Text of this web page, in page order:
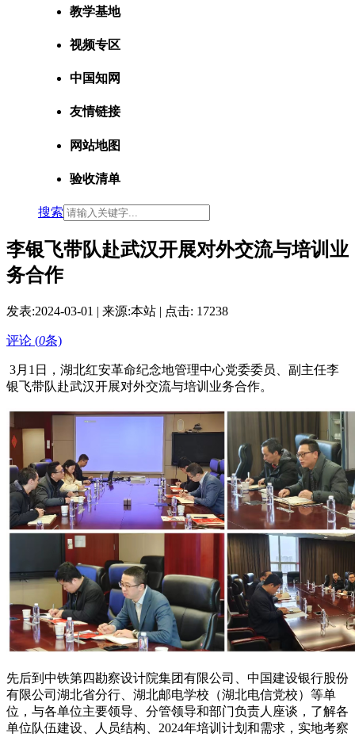
教学基地
视频专区
中国知网
友情链接
网站地图
验收清单
搜索
李银飞带队赴武汉开展对外交流与培训业
务合作
发表:2024-03-01 | 来源:本站 | 点击: 17238
评论 (0条)
3月1日，湖北红安革命纪念地管理中心党委委员、副主任李
银飞带队赴武汉开展对外交流与培训业务合作。
先后到中铁第四勘察设计院集团有限公司、中国建设银行股份
有限公司湖北省分行、湖北邮电学校（湖北电信党校）等单
位，与各单位主要领导、分管领导和部门负责人座谈，了解各
单位队伍建设、人员结构、2024年培训计划和需求，实地考察